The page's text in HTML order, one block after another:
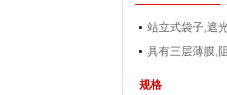
站立式袋子,遮
具有三层薄膜,
规格